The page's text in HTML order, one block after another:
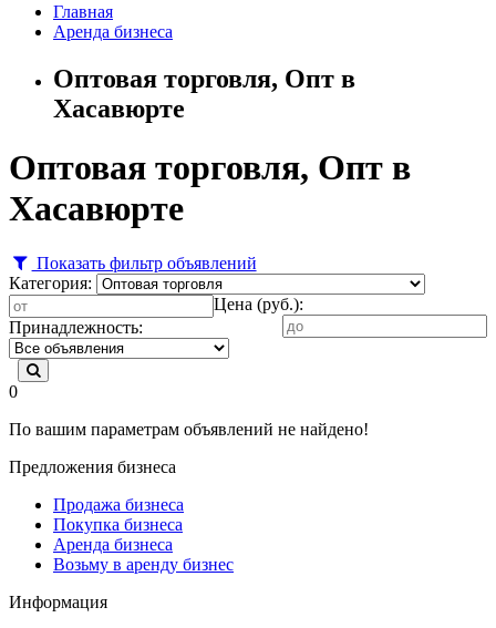
Главная
Аренда бизнеса
Оптовая торговля, Опт в
Хасавюрте
Оптовая торговля, Опт в
Хасавюрте
Показать фильтр объявлений
Категория:
Цена (руб.):
Принадлежность:
0
По вашим параметрам объявлений не найдено!
Предложения бизнеса
Продажа бизнеса
Покупка бизнеса
Аренда бизнеса
Возьму в аренду бизнес
Информация